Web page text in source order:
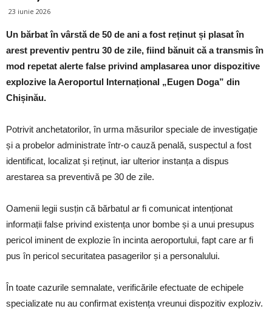
23 iunie 2026
Un bărbat în vârstă de 50 de ani a fost reținut și plasat în
arest preventiv pentru 30 de zile, fiind bănuit că a transmis în
mod repetat alerte false privind amplasarea unor dispozitive
explozive la Aeroportul Internațional „Eugen Doga” din
Chișinău.
Potrivit anchetatorilor, în urma măsurilor speciale de investigație
și a probelor administrate într-o cauză penală, suspectul a fost
identificat, localizat și reținut, iar ulterior instanța a dispus
arestarea sa preventivă pe 30 de zile.
Oamenii legii susțin că bărbatul ar fi comunicat intenționat
informații false privind existența unor bombe și a unui presupus
pericol iminent de explozie în incinta aeroportului, fapt care ar fi
pus în pericol securitatea pasagerilor și a personalului.
În toate cazurile semnalate, verificările efectuate de echipele
specializate nu au confirmat existența vreunui dispozitiv exploziv.